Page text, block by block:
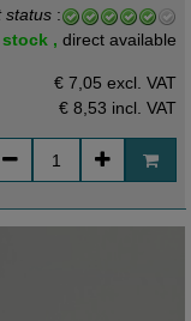
status :
stock ,direct available
€ 7,05 excl. VAT
€ 8,53 incl. VAT